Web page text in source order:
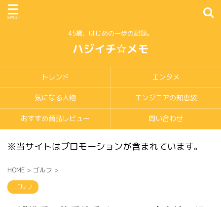
45歳、はじめの一歩の記録。
ハジイチ☆メモ
トレンド エンタメ
気になる人物 エンジニアの知恵袋
おすすめ商品レビュー 問い合わせ
※当サイトはプロモーションが含まれています。
HOME > ゴルフ >
ゴルフ